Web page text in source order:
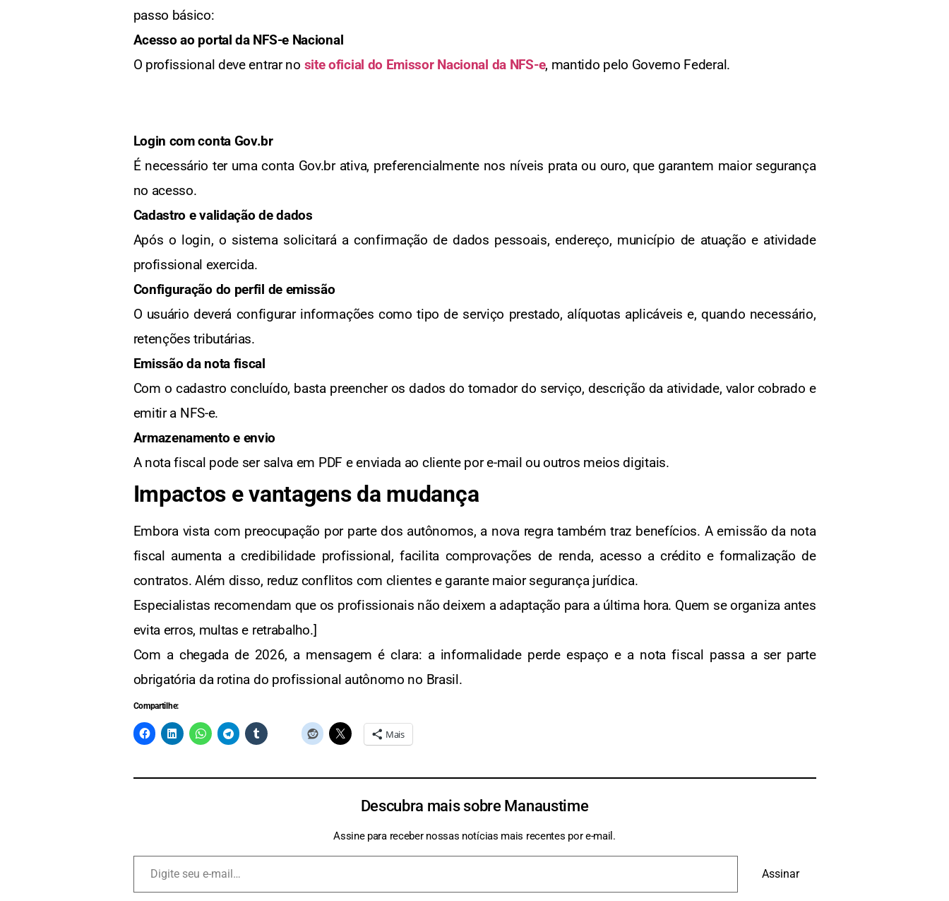
passo básico:
Acesso ao portal da NFS-e Nacional
O profissional deve entrar no site oficial do Emissor Nacional da NFS-e, mantido pelo Governo Federal.
Login com conta Gov.br
É necessário ter uma conta Gov.br ativa, preferencialmente nos níveis prata ou ouro, que garantem maior segurança
no acesso.
Cadastro e validação de dados
Após o login, o sistema solicitará a confirmação de dados pessoais, endereço, município de atuação e atividade
profissional exercida.
Configuração do perfil de emissão
O usuário deverá configurar informações como tipo de serviço prestado, alíquotas aplicáveis e, quando necessário,
retenções tributárias.
Emissão da nota fiscal
Com o cadastro concluído, basta preencher os dados do tomador do serviço, descrição da atividade, valor cobrado e
emitir a NFS-e.
Armazenamento e envio
A nota fiscal pode ser salva em PDF e enviada ao cliente por e-mail ou outros meios digitais.
Impactos e vantagens da mudança
Embora vista com preocupação por parte dos autônomos, a nova regra também traz benefícios. A emissão da nota
fiscal aumenta a credibilidade profissional, facilita comprovações de renda, acesso a crédito e formalização de
contratos. Além disso, reduz conflitos com clientes e garante maior segurança jurídica.
Especialistas recomendam que os profissionais não deixem a adaptação para a última hora. Quem se organiza antes
evita erros, multas e retrabalho.]
Com a chegada de 2026, a mensagem é clara: a informalidade perde espaço e a nota fiscal passa a ser parte
obrigatória da rotina do profissional autônomo no Brasil.
Compartilhe:
Mais
Descubra mais sobre Manaustime
Assine para receber nossas notícias mais recentes por e-mail.
Assinar